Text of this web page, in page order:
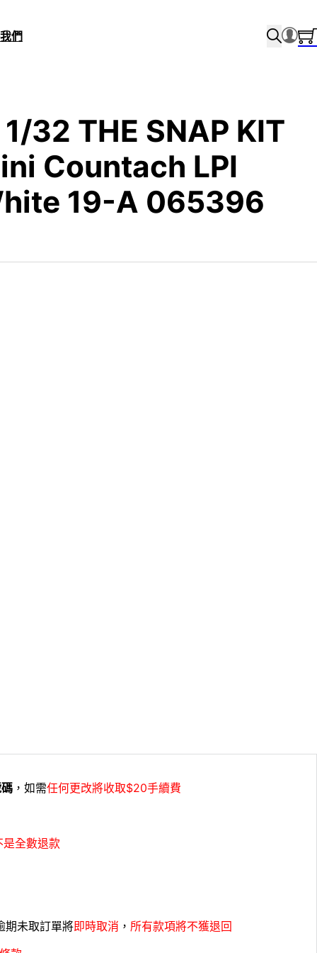
們
32 THE SNAP KIT
Countach LPI
19-A 065396
，如需任何更改將收取$20手續費
是全數退款
期未取訂單將即時取消 ， 所有款項將不獲退回